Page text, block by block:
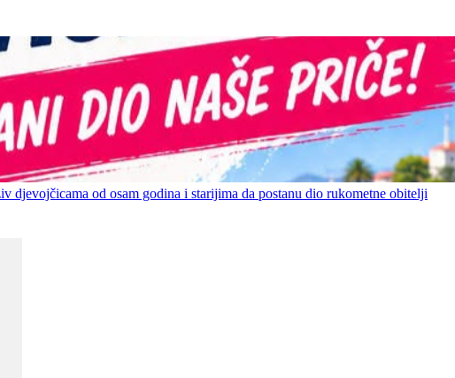
djevojčicama od osam godina i starijima da postanu dio rukometne obitelji